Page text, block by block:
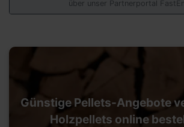
über unser Partnerportal
Günstige Pellets-Angebote
Holzpellets online